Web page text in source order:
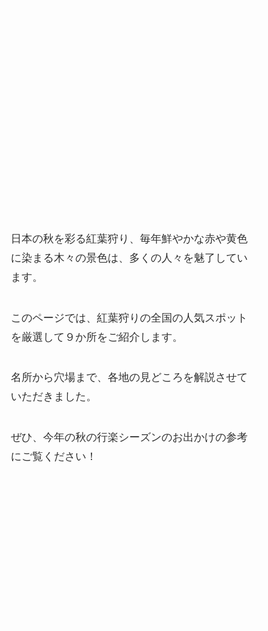
日本の秋を彩る紅葉狩り、毎年鮮やかな赤や黄色
に染まる木々の景色は、多くの人々を魅了してい
ます。
このページでは、紅葉狩りの全国の人気スポット
を厳選して９か所をご紹介します。
名所から穴場まで、各地の見どころを解説させて
いただきました。
ぜひ、今年の秋の行楽シーズンのお出かけの参考
にご覧ください！